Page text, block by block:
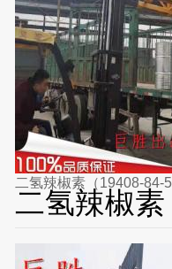
二氢辣椒素（19408-84-5
二氢辣椒素